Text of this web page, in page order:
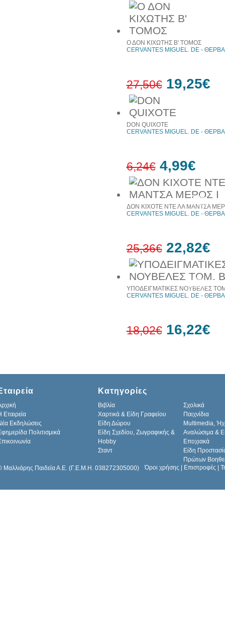
Ο ΔΟΝ ΚΙΧΩΤΗΣ Β' ΤΟΜΟΣ
CERVANTES MIGUEL. DE -
27,50€ 19,25€
20%
έκπτωση
DON QUIXOTE
CERVANTES MIGUEL. DE -
6,24€ 4,99€
10%
έκπτωση
ΔΟΝ ΚΙΧΟΤΕ ΝΤΕ ΛΑ ΜΑΝΤΣΑ
CERVANTES MIGUEL. DE -
25,36€ 22,82€
ΥΠΟΔΕΙΓΜΑΤΙΚΕΣ ΝΟΥΒΕΛΕΣ
CERVANTES MIGUEL. DE -
18,02€ 16,22€
Εταιρεία
Εκδηλώσεις
Πολιτισμικά
Κατηγορίες
Βιβλία
Σχολικά
Χαρτικά & Είδη Γραφείου
Παιχνίδια
Είδη Δώρου
Multimedia,
Είδη Σχεδίου, Ζωγραφικής &
Hobby
Αναλώσιμα &
Εποχιακά
Σταντ
Είδη
Πρώτων
Μαλλιάρης Παιδεία Α.Ε. (Γ.Ε.Μ.Η. 038272305000)
Όροι χρήσης Επιστροφές